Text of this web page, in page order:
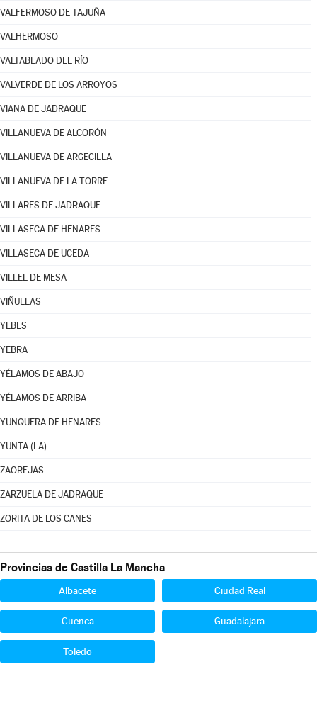
VALFERMOSO DE TAJUÑA
VALHERMOSO
VALTABLADO DEL RÍO
VALVERDE DE LOS ARROYOS
VIANA DE JADRAQUE
VILLANUEVA DE ALCORÓN
VILLANUEVA DE ARGECILLA
VILLANUEVA DE LA TORRE
VILLARES DE JADRAQUE
VILLASECA DE HENARES
VILLASECA DE UCEDA
VILLEL DE MESA
VIÑUELAS
YEBES
YEBRA
YÉLAMOS DE ABAJO
YÉLAMOS DE ARRIBA
YUNQUERA DE HENARES
YUNTA (LA)
ZAOREJAS
ZARZUELA DE JADRAQUE
ZORITA DE LOS CANES
Provincias de Castilla La Mancha
Albacete Ciudad Real
Cuenca Guadalajara
Toledo